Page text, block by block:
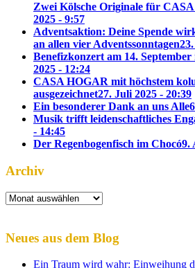
Zwei Kölsche Originale für
2025 - 9:57
Adventsaktion: Deine Spende
an allen vier Adventssonntagen
Benefizkonzert am 14.
2025 - 12:24
CASA HOGAR mit höchstem
ausgezeichnet27. Juli 2025 - 20:39
Ein besonderer Dank an uns Alle
Musik trifft leidenschaftliches
- 14:45
Der Regenbogenfisch im Chocó9.
Archiv
Archiv
Neues aus dem Blog
Ein Traum wird wahr: Einweihung